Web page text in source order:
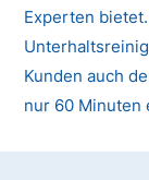
Experten
Kunden auch
nur 60 Minuten